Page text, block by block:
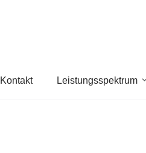
Kontakt Leistungsspektrum